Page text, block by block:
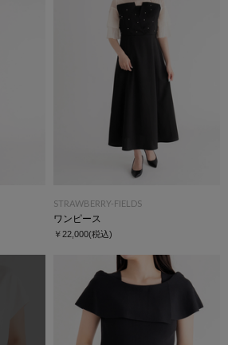
STRAWBERRY-FIELDS
ワンピース
￥22,000(税込)